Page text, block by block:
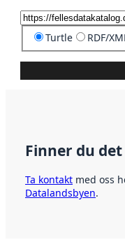
Turtle RDF/
Finner du
Ta kontakt med oss
Datalandsbyen.